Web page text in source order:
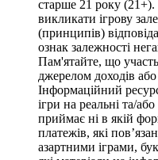
старше 21 року (21+).
викликати ігрову
(принципів)
ознак залежності
Пам'ятайте, що
джерелом доходів
Інформаційний
ігри на реальні та/
приймає ні в якій
платежів, які
азартними іграми,